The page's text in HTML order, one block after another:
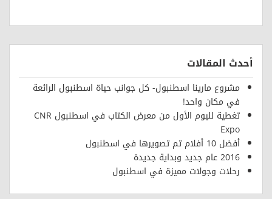
أحدث المقالات
مشروع مارينا اسطنبول- كل جوانب حياة اسطنبول الرائعة
في مكان واحد!
تغطية لليوم الأول من معرض الكتاب في اسطنبول CNR
Expo
أفضل 10 أفلام تم تصويرها في اسطنبول
2016 عام جديد وبداية جديدة
رحلات وجولات مميزة في اسطنبول